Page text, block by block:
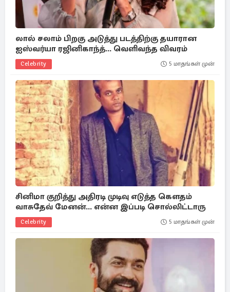
லால் சலாம் பிறகு அடுத்து படத்திற்கு தயாரான
ஐஸ்வர்யா ரஜினிகாந்த்... வெளிவந்த விவரம்
Celebrity 5 மாதங்கள் முன்
சினிமா குறித்து அதிரடி முடிவு எடுத்த கௌதம்
வாசுதேவ் மேனன்... என்ன இப்படி சொல்லிட்டாரு
Celebrity 5 மாதங்கள் முன்